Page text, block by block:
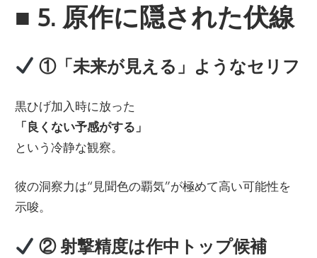
■ 5. 原作に隠された伏線
①「未来が見える」ようなセリフ
黒ひげ加入時に放った
「良くない予感がする」
という冷静な観察。
彼の洞察力は“見聞色の覇気”が極めて高い可能性を
示唆。
② 射撃精度は作中トップ候補